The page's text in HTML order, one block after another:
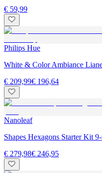
€ 59,99
Philips Hue
White & Color Ambiance
€ 209,99€ 196,64
Nanoleaf
Shapes Hexagons Starter Kit
€ 279,98€ 246,95